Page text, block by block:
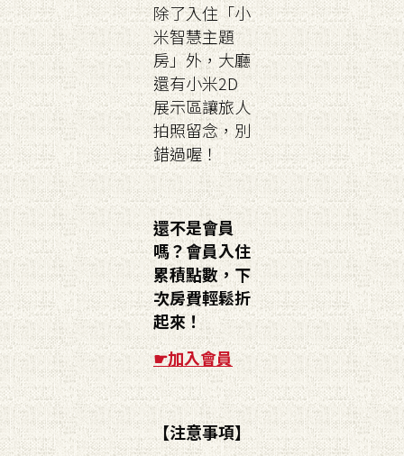
除了入住「小
米智慧主題
房」外，大廳
還有小米2D
展示區讓旅人
拍照留念，別
錯過喔！
還不是會員
嗎？會員入住
累積點數，下
次房費輕鬆折
起來！
☛加入會員
【注意事項】